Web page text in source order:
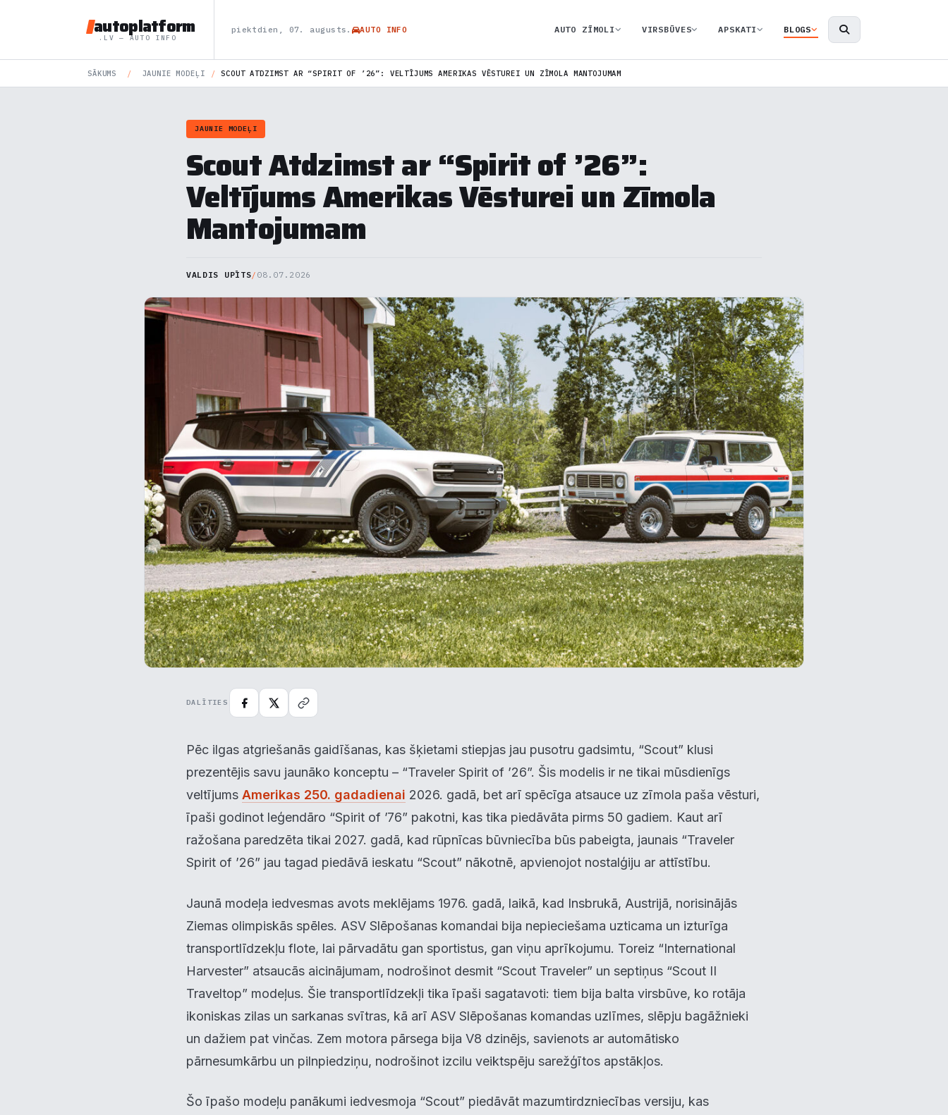
autoplatform
.LV — AUTO INFO
piektdien, 07. augusts. AUTO INFO AUTO ZĪMOLI VIRSBŪVES APSKATI BLOGS
SĀKUMS / JAUNIE MODEĻI / SCOUT ATDZIMST AR “SPIRIT OF ’26”: VELTĪJUMS AMERIKAS VĒSTUREI UN ZĪMOLA MANTOJUMAM
JAUNIE MODEĻI
Scout Atdzimst ar “Spirit of ’26”:
Veltījums Amerikas Vēsturei un Zīmola
Mantojumam
VALDIS UPĪTS/ 08.07.2026
DALĪTIES
Pēc ilgas atgriešanās gaidīšanas, kas šķietami stiepjas jau pusotru gadsimtu, “Scout” klusi
prezentējis savu jaunāko konceptu – “Traveler Spirit of ’26”. Šis modelis ir ne tikai mūsdienīgs
veltījums Amerikas 250. gadadienai 2026. gadā, bet arī spēcīga atsauce uz zīmola paša vēsturi,
īpaši godinot leģendāro “Spirit of ’76” pakotni, kas tika piedāvāta pirms 50 gadiem. Kaut arī
ražošana paredzēta tikai 2027. gadā, kad rūpnīcas būvniecība būs pabeigta, jaunais “Traveler
Spirit of ’26” jau tagad piedāvā ieskatu “Scout” nākotnē, apvienojot nostalģiju ar attīstību.
Jaunā modeļa iedvesmas avots meklējams 1976. gadā, laikā, kad Insbrukā, Austrijā, norisinājās
Ziemas olimpiskās spēles. ASV Slēpošanas komandai bija nepieciešama uzticama un izturīga
transportlīdzekļu flote, lai pārvadātu gan sportistus, gan viņu aprīkojumu. Toreiz “International
Harvester” atsaucās aicinājumam, nodrošinot desmit “Scout Traveler” un septiņus “Scout II
Traveltop” modeļus. Šie transportlīdzekļi tika īpaši sagatavoti: tiem bija balta virsbūve, ko rotāja
ikoniskas zilas un sarkanas svītras, kā arī ASV Slēpošanas komandas uzlīmes, slēpju bagāžnieki
un dažiem pat vinčas. Zem motora pārsega bija V8 dzinējs, savienots ar automātisko
pārnesumkārbu un pilnpiedziņu, nodrošinot izcilu veiktspēju sarežģītos apstākļos.
Šo īpašo modeļu panākumi iedvesmoja “Scout” piedāvāt mazumtirdzniecības versiju, kas
Piekrišanas preferences